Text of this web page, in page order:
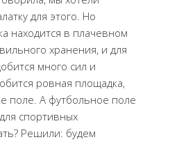
для этого. Но
находится в плачевном
хранения, и для
много сил и
ровная площадка,
поле. А футбольное поле
спортивных
Решили: будем